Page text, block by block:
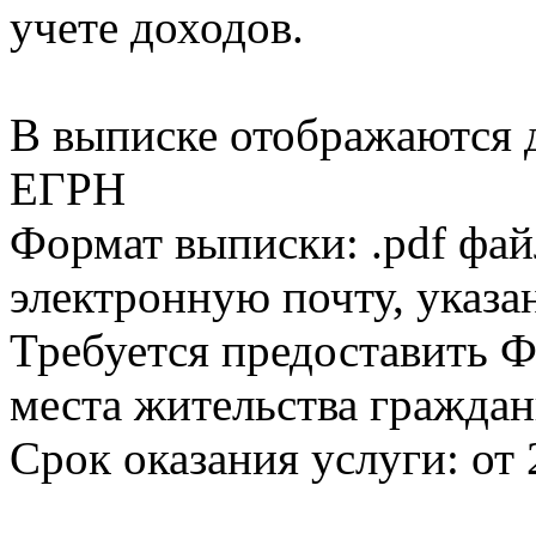
учете доходов.
В выписке
ЕГРН
Формат выписки: .pdf
электронную почту,
Требуется
места жительства
Срок оказания услуги: от